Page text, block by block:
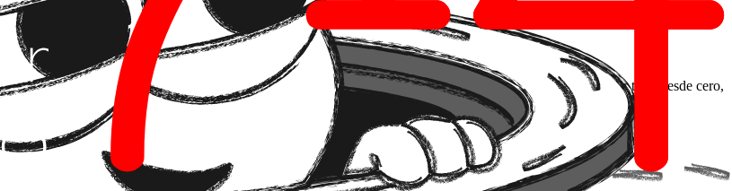
sistema donde añadir nuevas funcionalidades o escalar la capacidad de procesamiento no requiera reconstruir todo desde cero,
rendimiento no son parches de última hora, sino parte del ADN del código.
apoyarse para correr más rápido.
infraestructura que te permita mirar al frente.